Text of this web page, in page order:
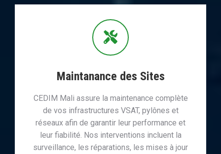
Maintanance des Sites
CEDIM Mali assure la maintenance complète
de vos infrastructures VSAT, pylônes et
réseaux afin de garantir leur performance et
leur fiabilité. Nos interventions incluent la
surveillance, les réparations, les mises à jour